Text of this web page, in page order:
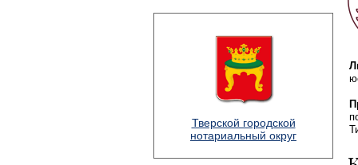
Тверской городской
нотариальный округ